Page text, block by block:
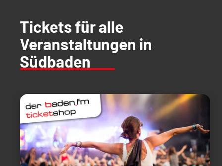
Tickets für alle
Veranstaltungen in
Südbaden